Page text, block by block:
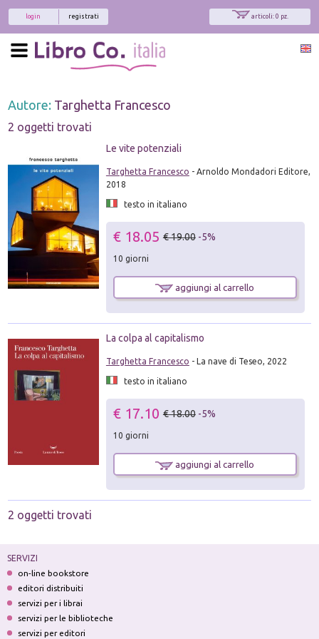
articoli: 0 pz.
registrati
login
Autore: Targhetta Francesco
2 oggetti trovati
Le vite potenziali
Targhetta Francesco - Arnoldo Mondadori Editore,
2018
testo in italiano
€ 18.05 € 19.00 -5%
10 giorni
aggiungi al carrello
La colpa al capitalismo
Targhetta Francesco - La nave di Teseo, 2022
testo in italiano
€ 17.10 € 18.00 -5%
10 giorni
aggiungi al carrello
2 oggetti trovati
SERVIZI
on-line bookstore
editori distribuiti
servizi per i librai
servizi per le biblioteche
servizi per editori